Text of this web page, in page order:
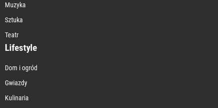
Muzyka
Sztuka
Teatr
Lifestyle
Dom i ogród
Gwiazdy
Kulinaria